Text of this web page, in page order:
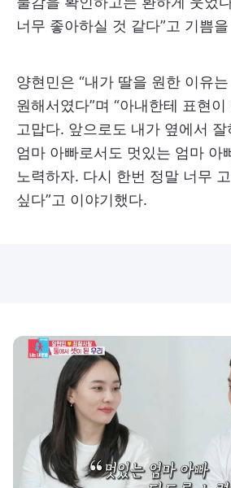
너무 좋아하실 것 같다”고 기쁨
양현민은 “내가 딸을 원한 이유
원해서였다”며 “아내한테 표현
고맙다. 앞으로도 내가 옆에서 잘
엄마 아빠로서도 멋있는 엄마 아
노력하자. 다시 한번 정말 너무
싶다”고 이야기했다.